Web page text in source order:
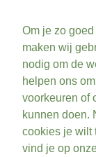
Om je zo
maken wij
nodig om de
helpen ons
voorkeuren of
kunnen doen.
cookies je wilt
vind je op